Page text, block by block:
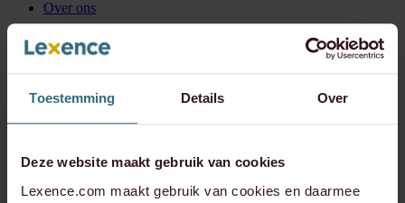
Toestemming Details Over
Deze website maakt gebruik van cookies
Lexence.com maakt gebruik van cookies en daarmee
Over ons
Over Lexence
Internationaal
ESG Visie
ESG Boutique
Koninklijke Nederlandse Roeibond
ARTIS
Meer over ons
Expertises
Alle expertises